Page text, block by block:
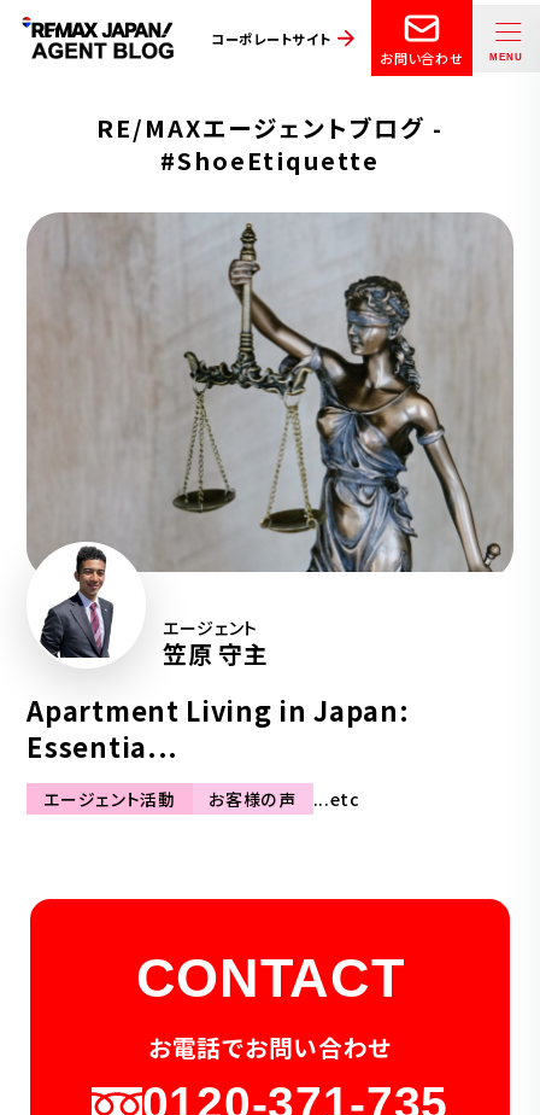
コーポレートサイト
お問い合わせ
RE/MAXエージェントブログ -
#ShoeEtiquette
エージェント
笠原 守主
Apartment Living in Japan:
Essentia...
エージェント活動 お客様の声 ...etc
CONTACT
お電話でお問い合わせ
0120-371-735